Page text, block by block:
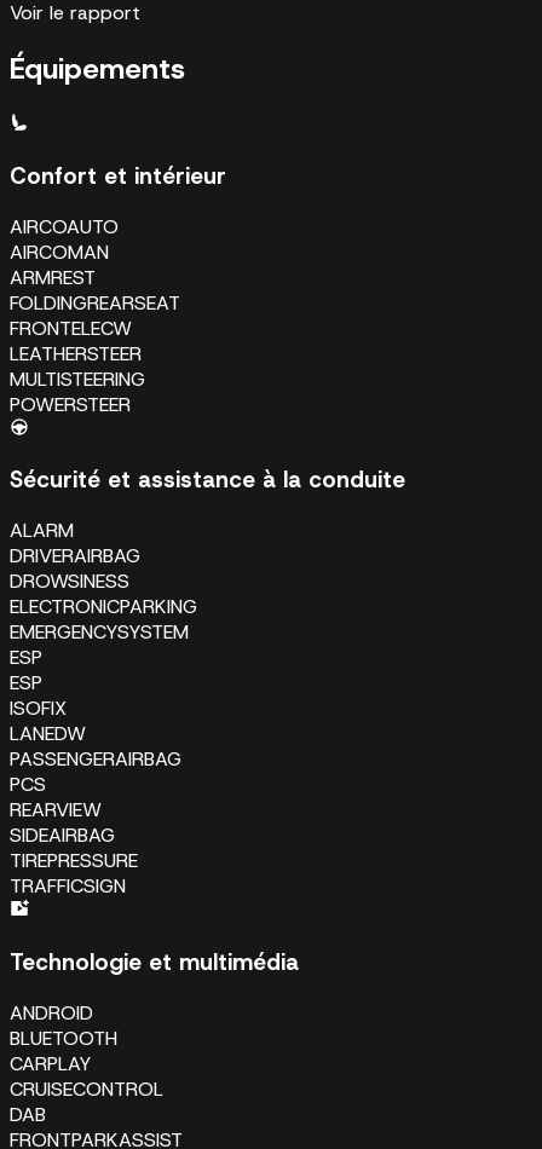
Voir le rapport
Équipements
Confort et intérieur
AIRCOAUTO
AIRCOMAN
ARMREST
FOLDINGREARSEAT
FRONTELECW
LEATHERSTEER
MULTISTEERING
POWERSTEER
Sécurité et assistance à la conduite
ALARM
DRIVERAIRBAG
DROWSINESS
ELECTRONICPARKING
EMERGENCYSYSTEM
ESP
ESP
ISOFIX
LANEDW
PASSENGERAIRBAG
PCS
REARVIEW
SIDEAIRBAG
TIREPRESSURE
TRAFFICSIGN
Technologie et multimédia
ANDROID
BLUETOOTH
CARPLAY
CRUISECONTROL
DAB
FRONTPARKASSIST